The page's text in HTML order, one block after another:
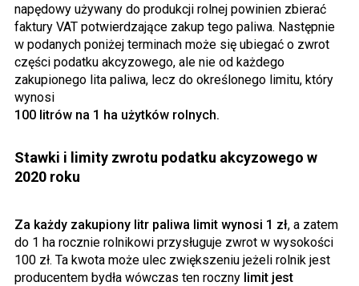
napędowy używany do produkcji rolnej powinien zbierać
faktury VAT potwierdzające zakup tego paliwa. Następnie
w podanych poniżej terminach może się ubiegać o zwrot
części podatku akcyzowego, ale nie od każdego
zakupionego lita paliwa, lecz do określonego limitu, który
wynosi
100 litrów na 1 ha użytków rolnych.
Stawki i limity zwrotu podatku akcyzowego w
2020 roku
Za każdy zakupiony litr paliwa limit wynosi 1 zł, a zatem
do 1 ha rocznie rolnikowi przysługuje zwrot w wysokości
100 zł. Ta kwota może ulec zwiększeniu jeżeli rolnik jest
producentem bydła wówczas ten roczny limit jest